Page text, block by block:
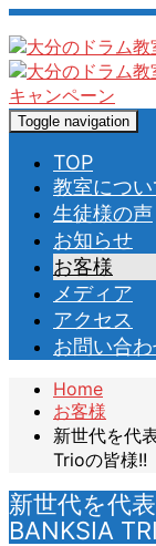
Toggle navigation
TOP
教室につい
生徒様の声
お知らせ
お客様
メディア
アクセス
お問い合
Home
お客様
新世代を代
Trioの皆様!!
新世代を代
BANKSIA